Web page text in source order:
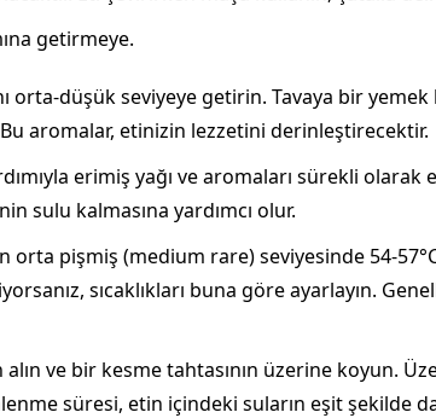
getirmeye.
orta-düşük seviyeye getirin. Tavaya bir yemek
aromalar, etinizin lezzetini derinleştirecektir.
erimiş yağı ve aromaları sürekli
sulu kalmasına yardımcı olur.
orta pişmiş (medium rare) seviyesinde 54-
sıcaklıkları buna göre ayarlayın.
alın ve bir kesme tahtasının üzerine koyun.
süresi, etin içindeki suların eşit şekilde